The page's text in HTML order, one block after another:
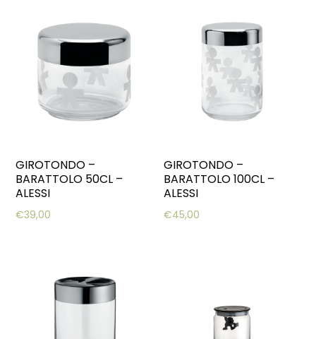
GIROTONDO –
BARATTOLO 50CL –
ALESSI
€39,00
GIROTONDO –
BARATTOLO 100CL –
ALESSI
€45,00